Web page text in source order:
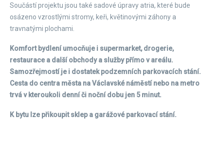
Součástí projektu jsou také sadové úpravy atria, které bude
osázeno vzrostlými stromy, keři, květinovými záhony a
travnatými plochami.
Komfort bydlení umocňuje i supermarket, drogerie,
restaurace a další obchody a služby přímo v areálu.
Samozřejmostí je i dostatek podzemních parkovacích stání.
Cesta do centra města na Václavské náměstí nebo na metro
trvá v kteroukoli denní či noční dobu jen 5 minut.
K bytu lze přikoupit sklep a garážové parkovací stání.